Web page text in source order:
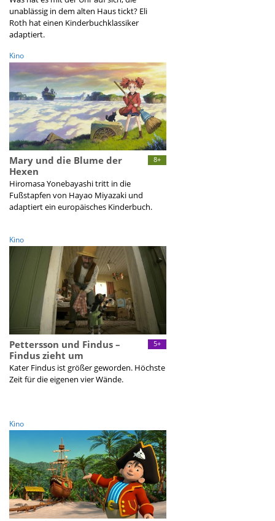
unablässig in dem alten Haus tickt? Eli
Roth hat einen Kinderbuchklassiker
adaptiert.
Kino
8+
Mary und die Blume der
Hexen
Hiromasa Yonebayashi tritt in die
Fußstapfen von Hayao Miyazaki und
adaptiert ein europäisches Kinderbuch.
Kino
5+
Pettersson und Findus –
Findus zieht um
Kater Findus ist größer geworden. Höchste
Zeit für die eigenen vier Wände.
Kino